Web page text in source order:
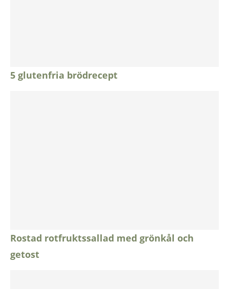
5 glutenfria brödrecept
Rostad rotfruktssallad med grönkål och
getost